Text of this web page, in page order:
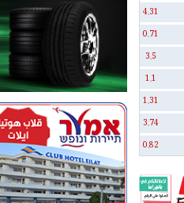
4.31
0.71
3.5
1.1
1.31
3.74
0.82